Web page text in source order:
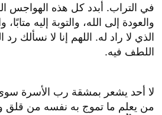
في التراب. أبدد كل هذه الهواجس
والعودة إلى الله، والتوبة إليه
الذي لا راد له. اللهم إنا لا نسألك
اللطف فيه.
لا أحد يشعر بمشقة رب الأسرة
من يعلم ما تموج به نفسه من قلق